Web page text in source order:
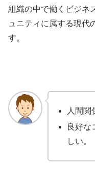
組織の中で働くビジネ
ュニティに属する現代
す。
人間関
良好な
しい。